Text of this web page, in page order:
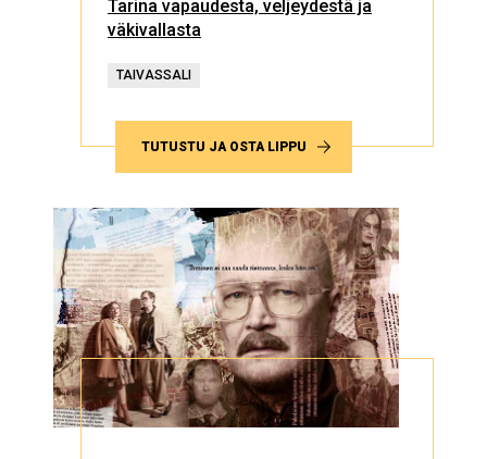
Tarina vapaudesta, veljeydestä ja
väkivallasta
TAIVASSALI
TUTUSTU JA OSTA LIPPU